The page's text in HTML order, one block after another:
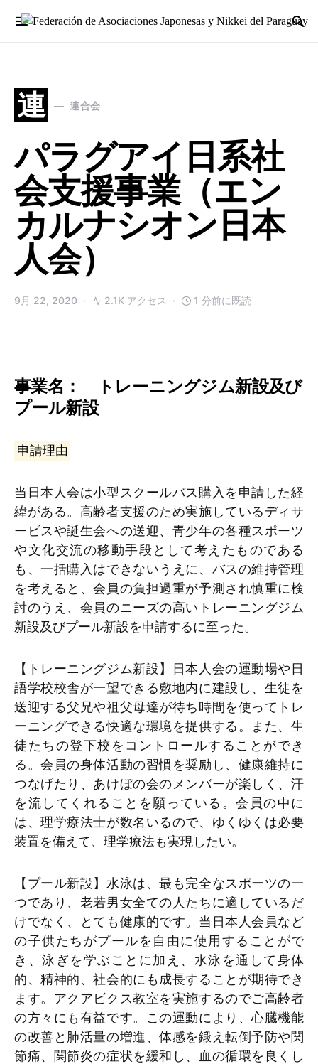
Search for:
連 連合会
パラグアイ日系社
会支援事業（エン
カルナシオン日本
人会）
9月 22, 2020 2.1K アクセス 1 分前に既読
事業名： トレーニングジム新設及び
プール新設
申請理由
当日本人会は小型スクールバス購入を申請した経
緯がある。高齢者支援のため実施しているディサ
ービスや誕生会への送迎、青少年の各種スポーツ
や文化交流の移動手段として考えたものである
も、一括購入はできないうえに、バスの維持管理
を考えると、会員の負担過重が予測され慎重に検
討のうえ、会員のニーズの高いトレーニングジム
新設及びプール新設を申請するに至った。
【トレーニングジム新設】日本人会の運動場や日
語学校校舎が一望できる敷地内に建設し、生徒を
送迎する父兄や祖父母達が待ち時間を使ってトレ
ーニングできる快適な環境を提供する。また、生
徒たちの登下校をコントロールすることができ
る。会員の身体活動の習慣を奨励し、健康維持に
つなげたり、あけぼの会のメンバーが楽しく、汗
を流してくれることを願っている。会員の中に
は、理学療法士が数名いるので、ゆくゆくは必要
装置を備えて、理学療法も実現したい。
【プール新設】水泳は、最も完全なスポーツの一
つであり、老若男女全ての人たちに適しているだ
けでなく、とても健康的です。当日本人会員など
の子供たちがプールを自由に使用することがで
き、泳ぎを学ぶことに加え、水泳を通して身体
的、精神的、社会的にも成長することが期待でき
ます。アクアビクス教室を実施するのでご高齢者
の方々にも有益です。この運動により、心臓機能
の改善と肺活量の増進、体感を鍛え転倒予防や関
節痛、関節炎の症状を緩和し、血の循環を良くし